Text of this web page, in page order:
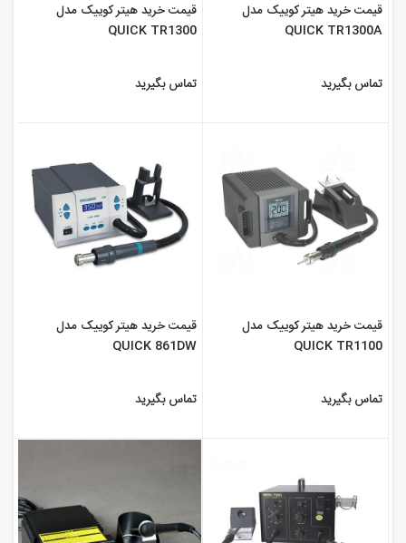
قیمت خرید هیتر کوییک مدل
QUICK TR1300A
تماس بگیرید
قیمت خرید هیتر کوییک مدل
QUICK TR1300
تماس بگیرید
قیمت خرید هیتر کوییک مدل
QUICK TR1100
تماس بگیرید
قیمت خرید هیتر کوییک مدل
QUICK 861DW
تماس بگیرید